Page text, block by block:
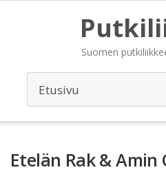
Suomen
Etelän Rak & Amin